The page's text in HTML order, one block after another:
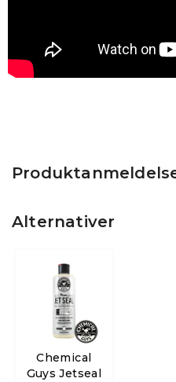
Alternativer
Chemical
Guys Jetseal